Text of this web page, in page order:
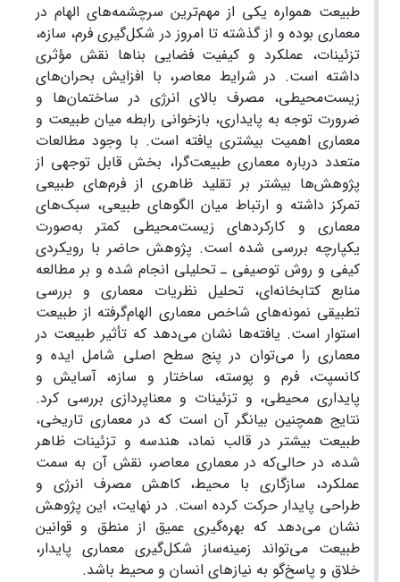
طبیعت همواره یکی از مهم‌ترین سرچشمه‌های الهام در
معماری بوده و از گذشته تا امروز در شکل‌گیری فرم، سازه،
تزئینات، عملکرد و کیفیت فضایی بناها نقش مؤثری
داشته است. در شرایط معاصر، با افزایش بحران‌های
زیست‌محیطی، مصرف بالای انرژی در ساختمان‌ها و
ضرورت توجه به پایداری، بازخوانی رابطه میان طبیعت و
معماری اهمیت بیشتری یافته است. با وجود مطالعات
متعدد درباره معماری طبیعت‌گرا، بخش قابل توجهی از
پژوهش‌ها بیشتر بر تقلید ظاهری از فرم‌های طبیعی
تمرکز داشته و ارتباط میان الگوهای طبیعی، سبک‌های
معماری و کارکردهای زیست‌محیطی کمتر به‌صورت
یکپارچه بررسی شده است. پژوهش حاضر با رویکردی
کیفی و روش توصیفی ـ تحلیلی انجام شده و بر مطالعه
منابع کتابخانه‌ای، تحلیل نظریات معماری و بررسی
تطبیقی نمونه‌های شاخص معماری الهام‌گرفته از طبیعت
استوار است. یافته‌ها نشان می‌دهد که تأثیر طبیعت در
معماری را می‌توان در پنج سطح اصلی شامل ایده و
کانسپت، فرم و پوسته، ساختار و سازه، آسایش و
پایداری محیطی، و تزئینات و معناپردازی بررسی کرد.
نتایج همچنین بیانگر آن است که در معماری تاریخی،
طبیعت بیشتر در قالب نماد، هندسه و تزئینات ظاهر
شده، در حالی‌که در معماری معاصر، نقش آن به سمت
عملکرد، سازگاری با محیط، کاهش مصرف انرژی و
طراحی پایدار حرکت کرده است. در نهایت، این پژوهش
نشان می‌دهد که بهره‌گیری عمیق از منطق و قوانین
طبیعت می‌تواند زمینه‌ساز شکل‌گیری معماری پایدار،
خلاق و پاسخ‌گو به نیازهای انسان و محیط باشد.